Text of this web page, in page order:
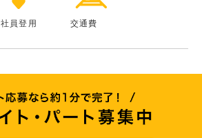
社員登用 交通費